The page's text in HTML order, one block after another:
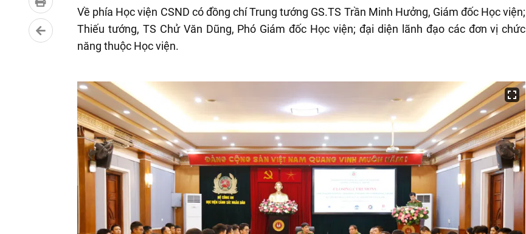
Về phía Học viện CSND có đồng chí Trung tướng GS.TS Trần Minh Hưởng, Giám đốc Học viện;
Thiếu tướng, TS Chử Văn Dũng, Phó Giám đốc Học viện; đại diện lãnh đạo các đơn vị chức
năng thuộc Học viện.